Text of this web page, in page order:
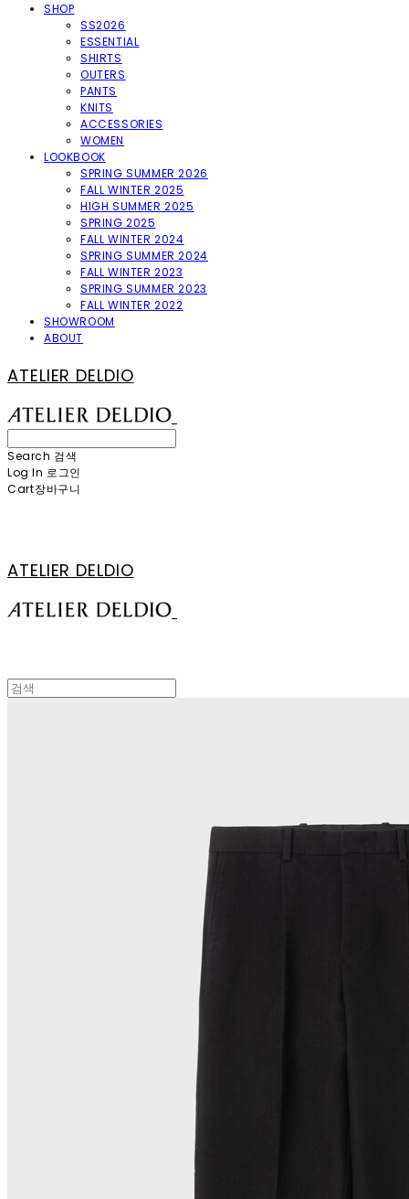
SHOP
SS2026
ESSENTIAL
SHIRTS
OUTERS
PANTS
KNITS
ACCESSORIES
WOMEN
LOOKBOOK
SPRING SUMMER 2026
FALL WINTER 2025
HIGH SUMMER 2025
SPRING 2025
FALL WINTER 2024
SPRING SUMMER 2024
FALL WINTER 2023
SPRING SUMMER 2023
FALL WINTER 2022
SHOWROOM
ABOUT
ATELIER DELDIO
Search 검색
Log In 로그인
Cart장바구니
ATELIER DELDIO